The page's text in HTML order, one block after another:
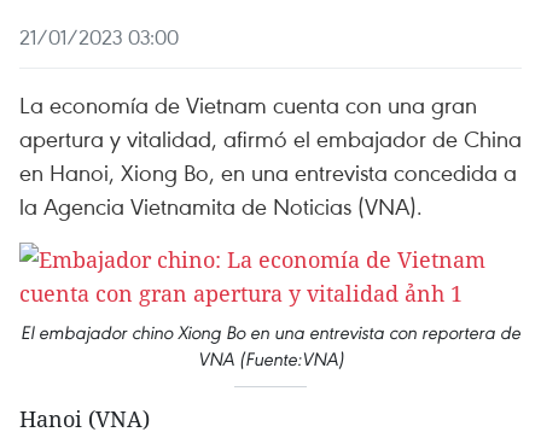
21/01/2023 03:00
La economía de Vietnam cuenta con una gran
apertura y vitalidad, afirmó el embajador de China
en Hanoi, Xiong Bo, en una entrevista concedida a
la Agencia Vietnamita de Noticias (VNA).
El embajador chino Xiong Bo en una entrevista con reportera de
VNA (Fuente:VNA)
Hanoi (VNA)